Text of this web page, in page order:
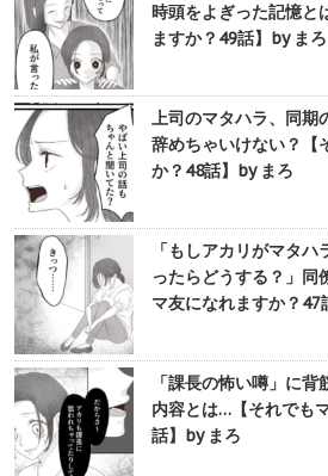
時頭をよぎった記憶と
ますか？49話】by まろ
上司のマタハラ、同期
辞めちゃいけない？【
か？48話】by まろ
「もしアカリがマタ
ったらどうする？」
マ友になれますか？47
「課長の怖い噂」に
内容とは…【それでも
話】by まろ